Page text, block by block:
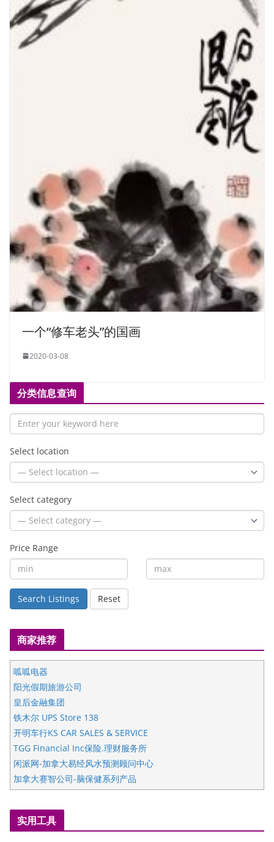
一个“修车老头”的国画
2020-03-08
分类信息查询
Select location
Select category
Price Range
Search Listings Reset
商家推荐
呱呱电器
阳光假期旅游公司
皇后金融集团
铁木尔 UPS Store 138
开明车行KS CAR SALES & SERVICE
TGG Financial Inc保险.理财服务所
闲派网-加拿大易经风水预测顾问中心
加拿大赛智公司-脑保健系列产品
五星国艺拍卖及评估公司
国际注册执业营养师公会
爱德华连锁酒店万锦分店
实用工具